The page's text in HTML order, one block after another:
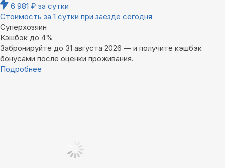
6 981 ₽ за сутки
Стоимость за 1 сутки при заезде сегодня
Суперхозяин
Кэшбэк до 4%
Забронируйте до 31 августа 2026 — и получите кэшбэк
бонусами после оценки проживания.
Подробнее